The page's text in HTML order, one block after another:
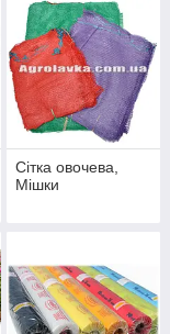
Сітка овочева,
Мішки